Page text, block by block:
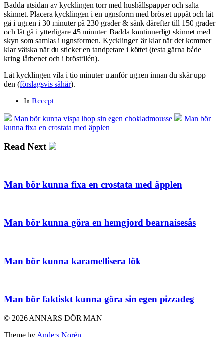
Badda utsidan av kycklingen torr med hushållspapper och salta
skinnet. Placera kycklingen i en ugnsform med bröstet uppåt och låt
gå i ugnen i 30 minuter på 230 grader & sänk därefter till 150 grader
och låt gå i ytterligare 45 minuter. Badda kontinuerligt skinnet med
skyn som samlas i ugnsformen. Kycklingen är klar när det kommer
klar vätska när du sticker en tandpetare i köttet (testa gärna både
kring lårbenet och i bröstfilén).
Låt kycklingen vila i tio minuter utanför ugnen innan du skär upp
den (förslagsvis såhär).
In Recept
Man bör kunna vispa ihop sin egen chokladmousse
Man bör
kunna fixa en crostata med äpplen
Read Next
Man bör kunna fixa en crostata med äpplen
Man bör kunna göra en hemgjord bearnaisesås
Man bör kunna karamellisera lök
Man bör faktiskt kunna göra sin egen pizzadeg
© 2026 ANNARS DÖR MAN
Theme by Anders Norén